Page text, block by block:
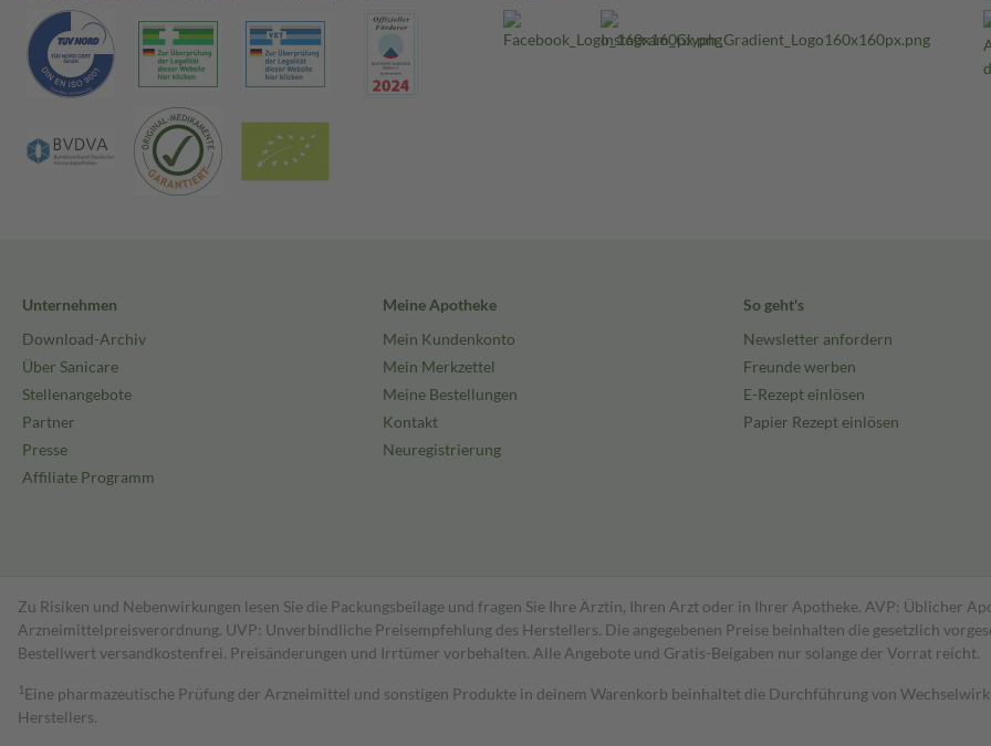
Unternehmen
Download-Archiv
Über Sanicare
Stellenangebote
Partner
Presse
Affiliate Programm
Meine Apotheke
Mein Kundenkonto
Mein Merkzettel
Meine Bestellungen
Kontakt
Neuregistrierung
So geht's
Newsletter anfordern
Freunde werben
E-Rezept einlösen
Papier Rezept einlösen
Zu Risiken und Nebenwirkungen lesen Sie die Packungsbeilage und fragen Sie Ihre Ärztin, Ihren Arzt oder in Ihrer Apotheke. AVP: Üblicher
Arzneimittelpreisverordnung. UVP: Unverbindliche Preisempfehlung des Herstellers. Die angegebenen Preise beinhalten die gesetzlich
Bestell­wert versand­kosten­frei. Preisänderungen und Irrtümer vorbehalten. Alle Angebote und Gratis-Beigaben nur solange der Vorrat reicht.
1 Eine pharmazeutische Prüfung der Arzneimittel und sonstigen Produkte in deinem Warenkorb beinhaltet die Durchführung von
Herstellers.